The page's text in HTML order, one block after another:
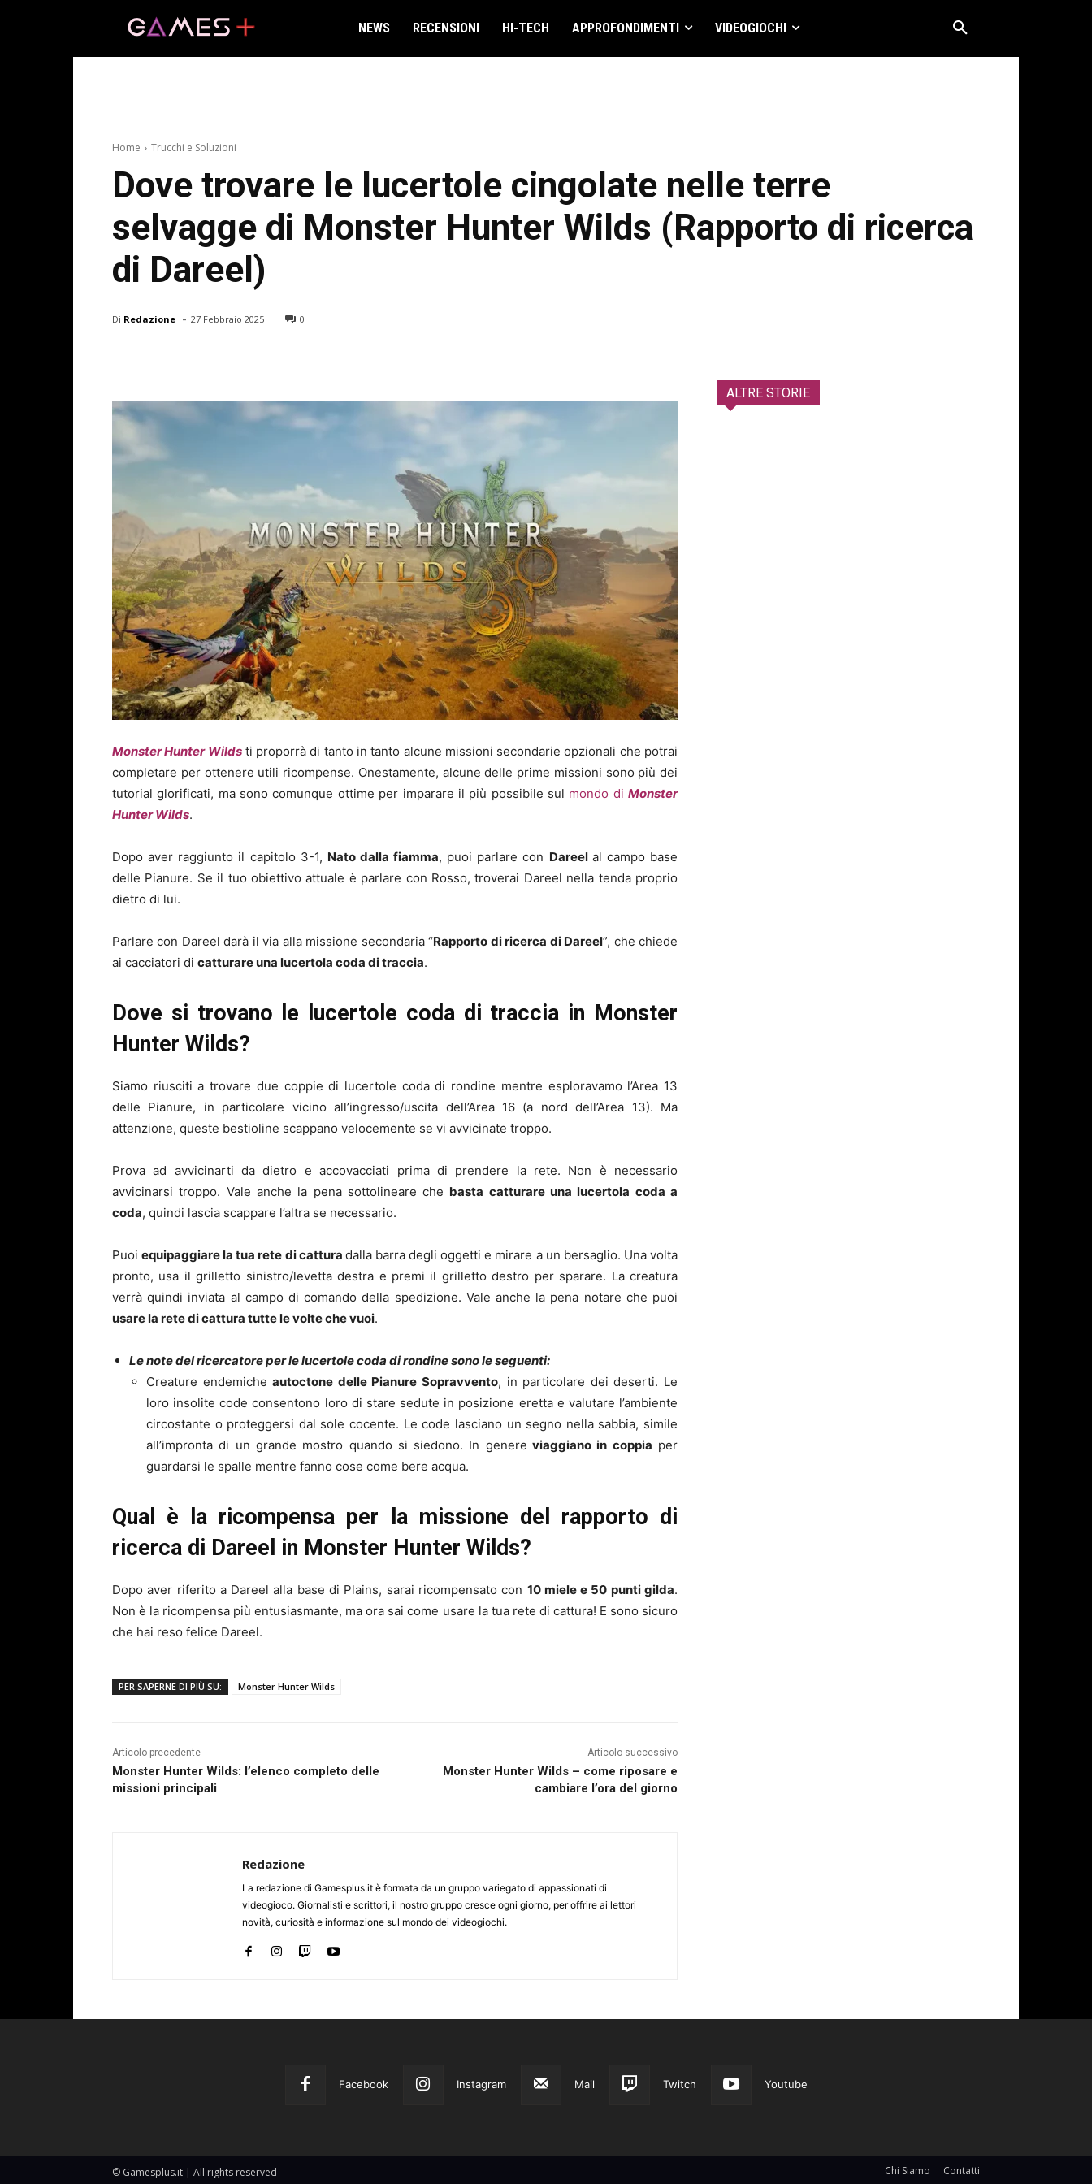
NEWS RECENSIONI HI-TECH APPROFONDIMENTI VIDEOGIOCHI
Home Trucchi e Soluzioni
Dove trovare le lucertole cingolate nelle terre
selvagge di Monster Hunter Wilds (Rapporto di ricerca
di Dareel)
Di Redazione - 27 Febbraio 2025 0
Monster Hunter Wildsti proporrà di tanto in tanto alcune missioni secondarie opzionali che potrai
completare per ottenere utili ricompense. Onestamente, alcune delle prime missioni sono più dei
tutorial glorificati, ma sono comunque ottime per imparare il più possibile sul mondo diMonster
Hunter Wilds.
Dopo aver raggiunto il capitolo 3-1, Nato dalla fiamma, puoi parlare con Dareel al campo base
delle Pianure. Se il tuo obiettivo attuale è parlare con Rosso, troverai Dareel nella tenda proprio
dietro di lui.
Parlare con Dareel darà il via alla missione secondaria “Rapporto di ricerca di Dareel”, che chiede
ai cacciatori di catturare una lucertola coda di traccia.
Dove si trovano le lucertole coda di traccia in Monster
Hunter Wilds?
Siamo riusciti a trovare due coppie di lucertole coda di rondine mentre esploravamo l’Area 13
delle Pianure, in particolare vicino all’ingresso/uscita dell’Area 16 (a nord dell’Area 13). Ma
attenzione, queste bestioline scappano velocemente se vi avvicinate troppo.
Prova ad avvicinarti da dietro e accovacciati prima di prendere la rete. Non è necessario
avvicinarsi troppo. Vale anche la pena sottolineare che basta catturare una lucertola coda a
coda, quindi lascia scappare l’altra se necessario.
Puoiequipaggiare la tua rete di cattura dalla barra degli oggetti e mirare a un bersaglio. Una volta
pronto, usa il grilletto sinistro/levetta destra e premi il grilletto destro per sparare. La creatura
verrà quindi inviata al campo di comando della spedizione. Vale anche la pena notare che puoi
usare la rete di cattura tutte le volte che vuoi.
Le note del ricercatore per le lucertole coda di rondine sono le seguenti:
Creature endemicheautoctone delle Pianure Sopravvento, in particolare dei deserti. Le
loro insolite code consentono loro di stare sedute in posizione eretta e valutare l’ambiente
circostante o proteggersi dal sole cocente. Le code lasciano un segno nella sabbia, simile
all’impronta di un grande mostro quando si siedono. In genere viaggiano in coppia per
guardarsi le spalle mentre fanno cose come bere acqua.
Qual è la ricompensa per la missione del rapporto di
ricerca di Dareel in Monster Hunter Wilds?
Dopo aver riferito a Dareel alla base di Plains, sarai ricompensato con 10 miele e 50 punti gilda.
Non è la ricompensa più entusiasmante, ma ora sai come usare la tua rete di cattura! E sono sicuro
che hai reso felice Dareel.
PER SAPERNE DI PIÙ SU: Monster Hunter Wilds
Articolo precedente
Monster Hunter Wilds: l’elenco completo delle
missioni principali
Articolo successivo
Monster Hunter Wilds – come riposare e
cambiare l’ora del giorno
Redazione
La redazione di Gamesplus.it è formata da un gruppo variegato di appassionati di
videogioco. Giornalisti e scrittori, il nostro gruppo cresce ogni giorno, per offrire ai lettori
novità, curiosità e informazione sul mondo dei videogiochi.
ALTRE STORIE
Facebook Instagram Mail Twitch Youtube
© Gamesplus.it | All rights reserved Chi Siamo Contatti